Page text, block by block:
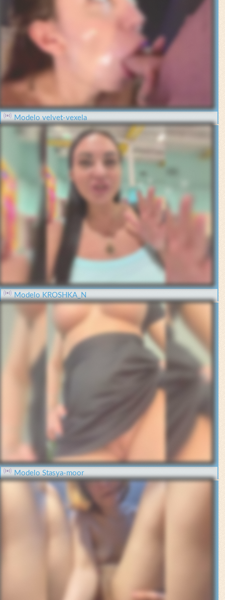
Modelo velvet-vexela
Modelo KROSHKA_N
Modelo Stasya-moor